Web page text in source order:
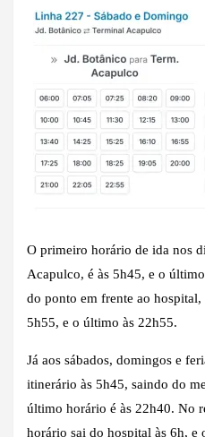
O primeiro horário de ida nos
Acapulco, é às 5h45, e o
do ponto em frente ao
5h55, e o último às 22h55.
Já aos sábados, domingos e
itinerário às 5h45, saindo do
último horário é às 22h40. No
horário sai do hospital às 6h, e